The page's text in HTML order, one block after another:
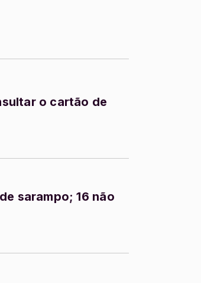
o cartão de
sarampo; 16 não